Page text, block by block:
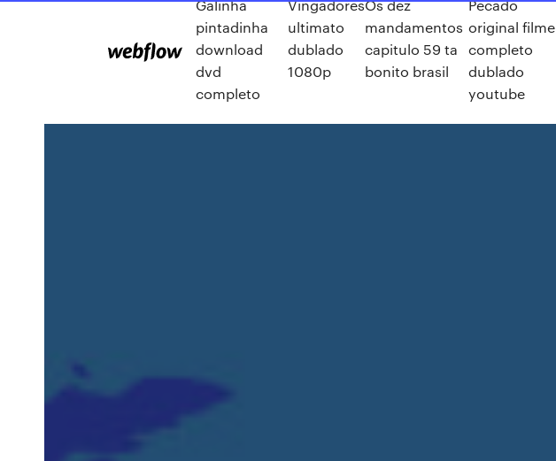
Galinha
pintadinha
download
dvd
completo
Vingadores
ultimato
dublado
1080p
Os dez
mandamentos
capitulo 59 ta
bonito brasil
Pecado
original filme
completo
dublado
youtube